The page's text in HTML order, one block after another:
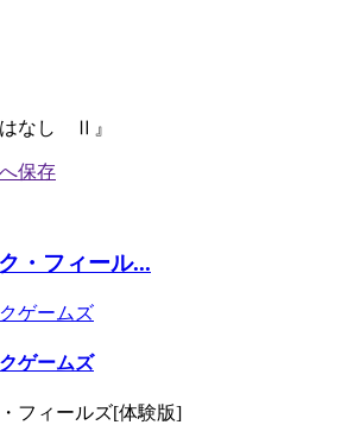
はなし Ⅱ』
・フィール...
ゲームズ
ゲームズ
フィールズ[体験版]